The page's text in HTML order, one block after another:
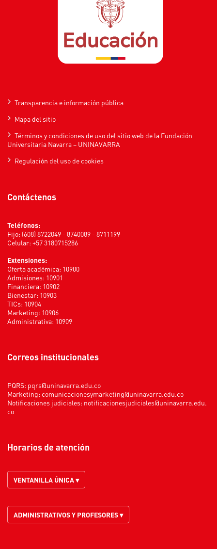
Transparencia e información pública
Mapa del sitio
Términos y condiciones de uso del sitio web de la Fundación
Universitaria Navarra – UNINAVARRA
Regulación del uso de cookies
Contáctenos
Teléfonos:
Fijo: (608) 8722049 - 8740089 - 8711199
Celular: +57 3180715286
Extensiones:
Oferta académica: 10900
Admisiones: 10901
Financiera: 10902
Bienestar: 10903
TICs: 10904
Marketing: 10906
Administrativa: 10909
Correos institucionales
PQRS: pqrs@uninavarra.edu.co
Marketing: comunicacionesymarketing@uninavarra.edu.co
Notificaciones judiciales: notificacionesjudiciales@uninavarra.edu.
co
Horarios de atención
VENTANILLA ÚNICA ▾
ADMINISTRATIVOS Y PROFESORES ▾